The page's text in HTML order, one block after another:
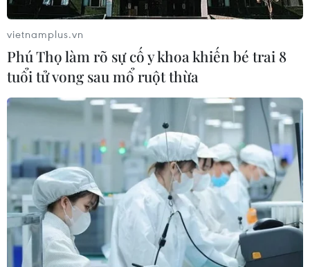
vietnamplus.vn
Phú Thọ làm rõ sự cố y khoa khiến bé trai 8
tuổi tử vong sau mổ ruột thừa